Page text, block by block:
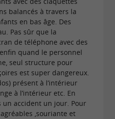
balancés à travers la
en bas âge. Des
Pas sûr que la
de téléphone avec des
quand le personnel
seul structure pour
est super dangereux.
présent à l’intérieur
à l’intérieur etc. En
un accident un jour. Pour
,souriante et